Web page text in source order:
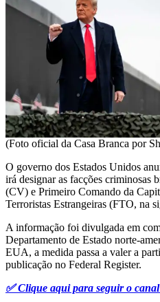
(Foto oficial da Casa Branca por
O governo dos Estados Unidos
irá designar as facções criminosas
(CV) e Primeiro Comando da
Terroristas Estrangeiras (FTO, na
A informação foi divulgada em
Departamento de Estado norte-
EUA, a medida passa a valer a
publicação no Federal Register.
✅ Clique aqui para seguir o